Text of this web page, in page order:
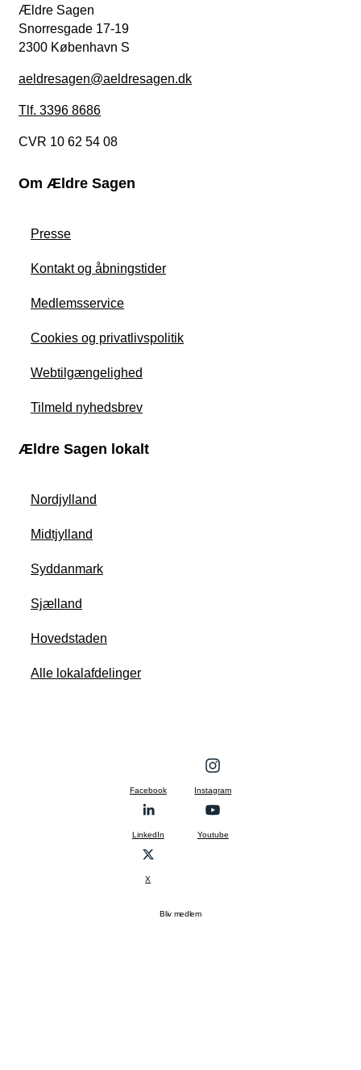
Ældre Sagen
Snorresgade 17-19
2300 København S
aeldresagen@aeldresagen.dk
Tlf. 3396 8686
CVR 10 62 54 08
Om Ældre Sagen
Presse
Kontakt og åbningstider
Medlemsservice
Cookies og privatlivspolitik
Webtilgængelighed
Tilmeld nyhedsbrev
Ældre Sagen lokalt
Nordjylland
Midtjylland
Syddanmark
Sjælland
Hovedstaden
Alle lokalafdelinger
Facebook Instagram
LinkedIn Youtube
X
Bliv medlem